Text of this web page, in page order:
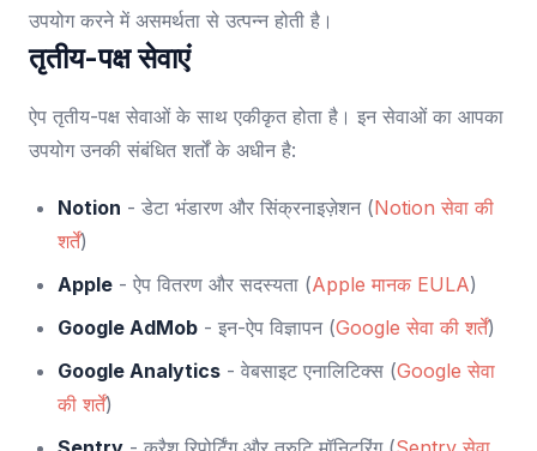
उपयोग करने में असमर्थता से उत्पन्न होती है।
तृतीय-पक्ष सेवाएं
ऐप तृतीय-पक्ष सेवाओं के साथ एकीकृत होता है। इन सेवाओं का आपका
उपयोग उनकी संबंधित शर्तों के अधीन है:
Notion - डेटा भंडारण और सिंक्रनाइज़ेशन (Notion सेवा की
शर्तें)
Apple - ऐप वितरण और सदस्यता (Apple मानक EULA)
Google AdMob - इन-ऐप विज्ञापन (Google सेवा की शर्तें)
Google Analytics - वेबसाइट एनालिटिक्स (Google सेवा
की शर्तें)